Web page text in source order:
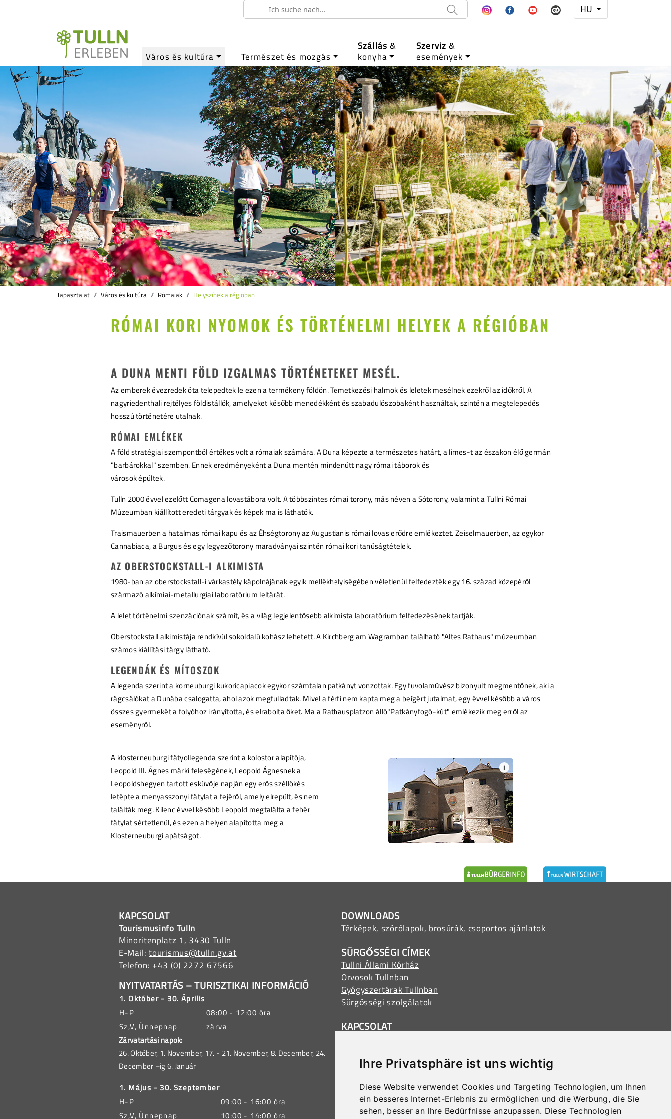
Ihre Privatsphäre ist uns wichtig
Diese Website verwendet Cookies und Targeting Technologien, um Ihnen
ein besseres Internet-Erlebnis zu ermöglichen und die Werbung, die Sie
sehen, besser an Ihre Bedürfnisse anzupassen. Diese Technologien
HU
Város és kultúra Természet és mozgás
Szállás &
konyha
Szerviz &
események
Tapasztalat Város és kultúra Rómaiak Helyszínek a régióban
RÓMAI KORI NYOMOK ÉS TÖRTÉNELMI HELYEK A RÉGIÓBAN
A DUNA MENTI FÖLD IZGALMAS TÖRTÉNETEKET MESÉL.
Az emberek évezredek óta telepedtek le ezen a termékeny földön. Temetkezési halmok és leletek mesélnek ezekről az időkről. A
nagyriedenthali rejtélyes földistállók, amelyeket később menedékként és szabadulószobaként használtak, szintén a megtelepedés
hosszú történetére utalnak.
RÓMAI EMLÉKEK
A föld stratégiai szempontból értékes volt a rómaiak számára. A Duna képezte a természetes határt, a limes-t az északon élő germán
"barbárokkal" szemben. Ennek eredményeként a Duna mentén mindenütt nagy római táborok és
városok épültek.
Tulln 2000 évvel ezelőtt Comagena lovastábora volt. A többszintes római torony, más néven a Sótorony, valamint a Tullni Római
Múzeumban kiállított eredeti tárgyak és képek ma is láthatók.
Traismauerben a hatalmas római kapu és az Éhségtorony az Augustianis római lovas erődre emlékeztet. Zeiselmauerben, az egykor
Cannabiaca, a Burgus és egy legyezőtorony maradványai szintén római kori tanúságtételek.
AZ OBERSTOCKSTALL-I ALKIMISTA
1980-ban az oberstockstall-i várkastély kápolnájának egyik mellékhelyiségében véletlenül felfedezték egy 16. század közepéről
származó alkímiai-metallurgiai laboratórium leltárát.
A lelet történelmi szenzációnak számít, és a világ legjelentősebb alkimista laboratórium felfedezésének tartják.
Oberstockstall alkimistája rendkívül sokoldalú kohász lehetett. A Kirchberg am Wagramban található "Altes Rathaus" múzeumban
számos kiállítási tárgy látható.
LEGENDÁK ÉS MÍTOSZOK
A legenda szerint a korneuburgi kukoricapiacok egykor számtalan patkányt vonzottak. Egy fuvolaművész bizonyult megmentőnek, aki a
rágcsálókat a Dunába csalogatta, ahol azok megfulladtak. Mivel a férfi nem kapta meg a beígért jutalmat, egy évvel később a város
összes gyermekét a folyóhoz irányította, és elrabolta őket. Ma a Rathausplatzon álló"Patkányfogó-kút" emlékezik meg erről az
eseményről.
A klosterneuburgi fátyollegenda szerint a kolostor alapítója,
Leopold III. Ágnes márki feleségének, Leopold Ágnesnek a
Leopoldshegyen tartott esküvője napján egy erős széllökés
letépte a menyasszonyi fátylat a fejéről, amely elrepült, és nem
találták meg. Kilenc évvel később Leopold megtalálta a fehér
fátylat sértetlenül, és ezen a helyen alapította meg a
Klosterneuburgi apátságot.
i
KAPCSOLAT
Tourismusinfo Tulln
Minoritenplatz 1, 3430 Tulln
E-Mail:tourismus@tulln.gv.at
Telefon:+43 (0) 2272 67566
NYITVATARTÁS – TURISZTIKAI INFORMÁCIÓ
1. Október - 30. Április
H-P
08:00 - 12:00 óra
Sz,V, Ünnepnap
zárva
Zárvatartási napok:
26. Október, 1. November, 17. - 21. November, 8. December, 24.
December –ig 6. Január
1. Május - 30. Szeptember
H-P
09:00 - 16:00 óra
Sz,V, Ünnepnap
10:00 - 14:00 óra
DOWNLOADS
Térképek, szórólapok, brosúrák, csoportos ajánlatok
SÜRGŐSSÉGI CÍMEK
Tullni Állami Kórház
Orvosok Tullnban
Gyógyszertárak Tullnban
Sürgősségi szolgálatok
KAPCSOLAT
E-Mail:stadtamt@tulln.gv.at
NYITVATARTÁS ÜGYFÉLSZOLGÁLAT
H-Sze07:00 - 15:30 óra